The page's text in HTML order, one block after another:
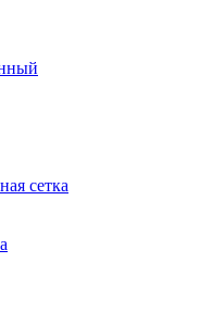
сетка